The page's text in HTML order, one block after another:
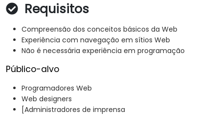
Requisitos
Compreensão dos conceitos básicos da Web
Experiência com navegação em sítios Web
Não é necessária experiência em programação
Público-alvo
Programadores Web
Web designers
[Administradores de imprensa